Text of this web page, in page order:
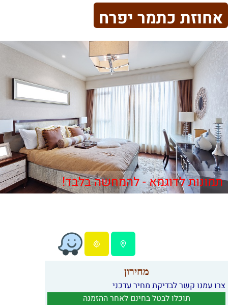
אחוזת כתמר יפרח
תמונות לדוגמא - להמחשה בלבד!
מחירון
צרו עמנו קשר לבדיקת מחיר עדכני
תוכלו לבטל בחינם לאחר ההזמנה